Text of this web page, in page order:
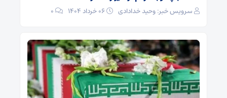
سرویس خبر: وحید خدادادی 0